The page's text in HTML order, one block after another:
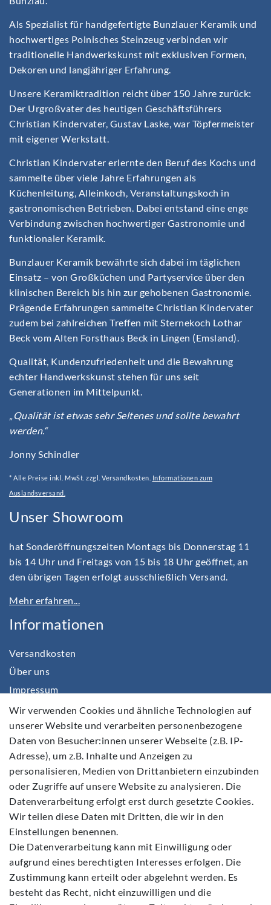
Als Spezialist für handgefertigte Bunzlauer Keramik und
hochwertiges Polnisches Steinzeug verbinden wir
traditionelle Handwerkskunst mit exklusiven Formen,
Dekoren und langjähriger Erfahrung.
Unsere Keramiktradition reicht über 150 Jahre zurück:
Der Urgroßvater des heutigen Geschäftsführers
Christian Kindervater, Gustav Laske, war Töpfermeister
mit eigener Werkstatt.
Christian Kindervater erlernte den Beruf des Kochs und
sammelte über viele Jahre Erfahrungen als
Küchenleitung, Alleinkoch, Veranstaltungskoch in
gastronomischen Betrieben. Dabei entstand eine enge
Verbindung zwischen hochwertiger Gastronomie und
funktionaler Keramik.
Bunzlauer Keramik bewährte sich dabei im täglichen
Einsatz – von Großküchen und Partyservice über den
klinischen Bereich bis hin zur gehobenen Gastronomie.
Prägende Erfahrungen sammelte Christian Kindervater
zudem bei zahlreichen Treffen mit Sternekoch Lothar
Beck vom Alten Forsthaus Beck in Lingen (Emsland).
Qualität, Kundenzufriedenheit und die Bewahrung
echter Handwerkskunst stehen für uns seit
Generationen im Mittelpunkt.
„Qualität ist etwas sehr Seltenes und sollte bewahrt
werden.“
Jonny Schindler
* Alle Preise inkl. MwSt. zzgl. Versandkosten. Informationen zum
Auslandsversand.
Unser Showroom
hat Sonderöffnungszeiten Montags bis Donnerstag 11
bis 14 Uhr und Freitags von 15 bis 18 Uhr geöffnet, an
den übrigen Tagen erfolgt ausschließlich Versand.
Mehr erfahren...
Informationen
Versandkosten
Über uns
Impressum
Daten­schutz­erklärung
AGB
Barrierefreiheitserklärung
Widerrufs­recht
Kontakt
Vertrag widerrufen
Folgen Sie Uns
Wir verwenden Cookies und ähnliche Technologien auf
unserer Website und verarbeiten personenbezogene
Daten von Besucher:innen unserer Webseite (z.B. IP-
Adresse), um z.B. Inhalte und Anzeigen zu
personalisieren, Medien von Drittanbietern einzubinden
oder Zugriffe auf unsere Website zu analysieren. Die
Datenverarbeitung erfolgt erst durch gesetzte Cookies.
Wir teilen diese Daten mit Dritten, die wir in den
Einstellungen benennen.
Die Datenverarbeitung kann mit Einwilligung oder
aufgrund eines berechtigten Interesses erfolgen. Die
Zustimmung kann erteilt oder abgelehnt werden. Es
besteht das Recht, nicht einzuwilligen und die